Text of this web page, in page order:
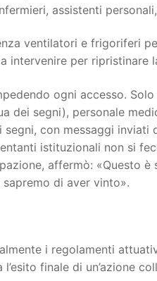
assistenti
ventilatori e frigoriferi
intervenire per ripristinare
ogni accesso.
dei segni), personale
con messaggi inviati
istituzionali non si
affermò: «Questo
di aver vinto».
i regolamenti
finale di un’azione